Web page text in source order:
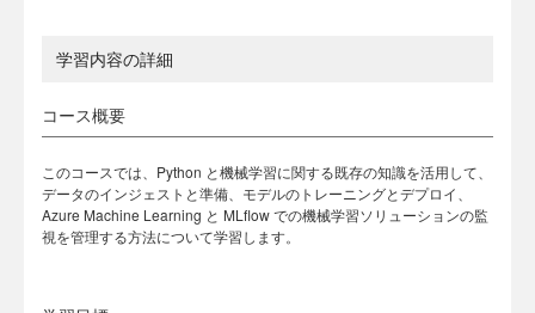
学習内容の詳細
コース概要
このコースでは、Python と機械学習に関する既存の知識を活用して、
データのインジェストと準備、モデルのトレーニングとデプロイ、
Azure Machine Learning と MLflow での機械学習ソリューションの監
視を管理する方法について学習します。